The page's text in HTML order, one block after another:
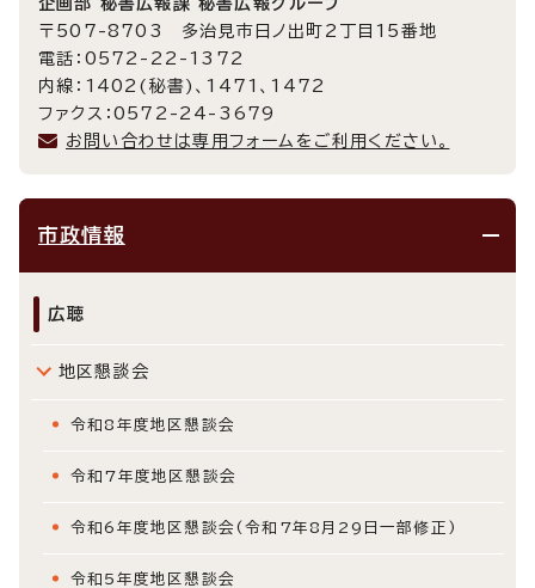
〒507-8703 多治見市日ノ出町2丁目15番地
電話：0572-22-1372
内線：1402(秘書)、1471、1472
ファクス：0572-24-3679
お問い合わせは専用フォームをご利用ください。
市政情報
広聴
地区懇談会
令和8年度地区懇談会
令和7年度地区懇談会
令和6年度地区懇談会(令和7年8月29日一部修正)
令和5年度地区懇談会